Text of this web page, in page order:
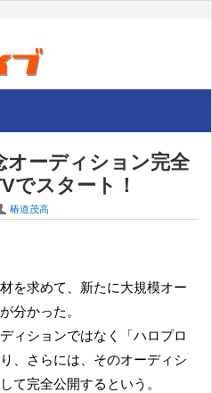
オーディション完全
でスタート！
椿道茂高
分かった。
ィションではなく「ハロプロ
、さらには、そのオーディシ
て完全公開するという。